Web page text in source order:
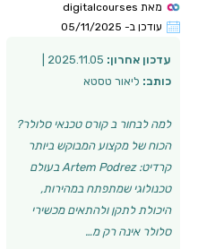
מאת
עודכן ב- 05/11/2025
עדכון אחרון:
כותב: ליאור טסטא
למה לבחור ב קורס טכנאי סלולר?
הכוח של מקצוע המבוקש ביותר
קרדיט: Artem Podrez בעולם
טכנולוגי שמתפתח במהירות,
היכולת לתקן ולהתאים מכשירי
סלולר אינה רק מ…